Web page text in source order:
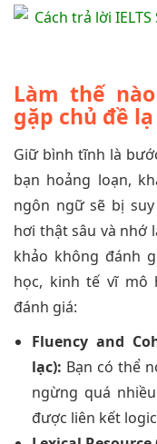
Làm thế
gặp chủ đề
Giữ bình tĩnh là
bạn hoảng loạn,
ngôn ngữ sẽ bị
hơi thật sâu và nhớ
khảo không đánh
học, kinh tế vĩ mô
đánh giá:
Fluency and
lạc): Bạn có thể
ngừng quá
được liên kết